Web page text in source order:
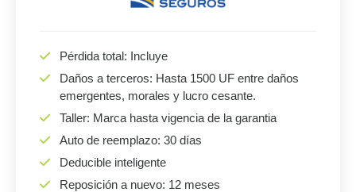
Pérdida total: Incluye
Daños a terceros: Hasta 1500 UF entre daños
emergentes, morales y lucro cesante.
Taller: Marca hasta vigencia de la garantia
Auto de reemplazo: 30 días
Deducible inteligente
Reposición a nuevo: 12 meses